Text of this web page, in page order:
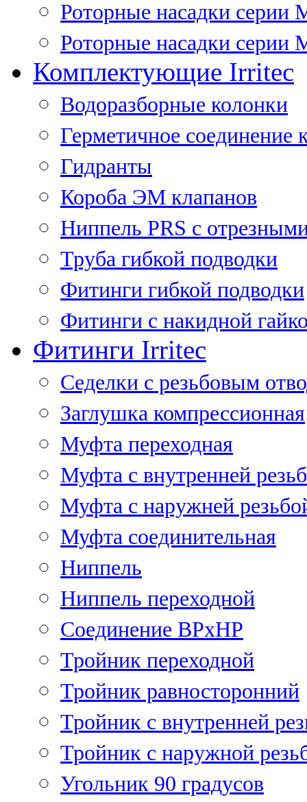
Роторные насадки серии
Роторные насадки серии
Комплектующие Irritec
Водоразборные колонки
Герметичное соединение
Гидранты
Короба ЭМ клапанов
Ниппель PRS с
Труба гибкой подводки
Фитинги гибкой подводки
Фитинги с накидной
Фитинги Irritec
Седелки с резьбовым
Заглушка компрессионная
Муфта переходная
Муфта с внутренней
Муфта с наружней
Муфта соединительная
Ниппель
Ниппель переходной
Соединение ВРхНР
Тройник переходной
Тройник равносторонний
Тройник с внутренней
Тройник с наружной
Угольник 90 градусов